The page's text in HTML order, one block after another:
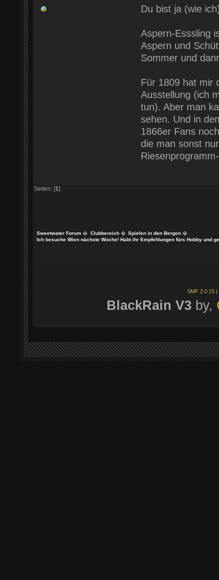
Du bist ja (wie
Aspern-Esssling
Aspern und
Sommer und
Für 1809 hat mir
Ausstellung (ich
tun). Aber man
sehen. Und in
1866er Fans
die man sonst
Seiten: [1]
Sweetwater Forum � Clubbereich� Spielen in den Bergen�
Ich besuche Wien nächste Woche! Habt ihr Empfehlungen fürs Hobby und
SMF 2.0.15 |
BlackRain V3 by,